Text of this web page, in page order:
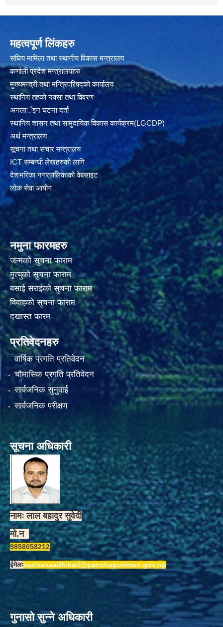
महत्वपूर्ण लिंकहरु
संघिय मामिला तथा स्थानीय विकास मन्त्रालय
कर्णाली प्रदेश मन्त्रालयहरु
मुख्यमन्त्री तथा मन्त्रिपरिषद्को कार्यालय
स्थानिय तहकाे नक्सा तथा विवरण
अनलार्इन घटना दर्ता
स्थानिय शासन तथा सामुदायिक विकास कार्यक्रम(LGCDP)
अर्थ मन्त्रालय
सूचना तथा संचार मन्त्रालय
ICT सम्बन्धी लेखहरुको लागि
देशभरिका नगरपालिकाको वेबसाइट
लोक सेवा आयोग
नमुना फारमहरु
जन्मको सुचना फाराम
मृत्युको सुचना फाराम
बसाई सराईको सुचना फाराम
विवाहको सुचना फाराम
दखास्त फारम
प्रतिवेदनहरु
वार्षिक प्रगति प्रतिवेदन
चौमासिक प्रगति प्रतिवेदन
सार्वजनिक सुनुवाई
सार्वजनिक परीक्षण
सूचना अधिकारी
नामः लाल बहादुर सुवेदी
मो.न
9858058212
ईमेलःsuchanaadhikari@panchapurimun.gov.np
गुनासो सुन्ने अधिकारी